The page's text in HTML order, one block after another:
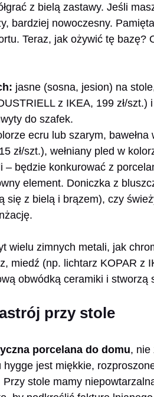
z bielą zastawy. Jeśli
bardziej nowoczesny.
Teraz, jak ożywić tę bazę?
jasne (sosna, jesion) na
z IKEA, 199 zł/
do szafek.
ecru lub szarym,
zł/szt.), wełniany pled w
– będzie konkurować z
element. Doniczka z
się z bielą i brązem), czy
wielu zimnych metali, jak
miedź (np. lichtarz KOPAR z
obwódką ceramiki i stworzą
przy stole
porcelana do domu, nie
hygge jest miękkie,
stole mamy